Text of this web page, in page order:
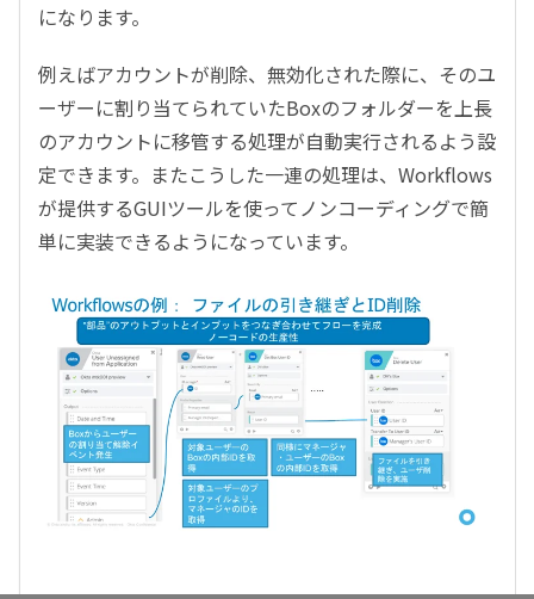
になります。
例えばアカウントが削除、無効化された際に、そのユ
ーザーに割り当てられていたBoxのフォルダーを上長
のアカウントに移管する処理が自動実行されるよう設
定できます。またこうした一連の処理は、Workflows
が提供するGUIツールを使ってノンコーディングで簡
単に実装できるようになっています。